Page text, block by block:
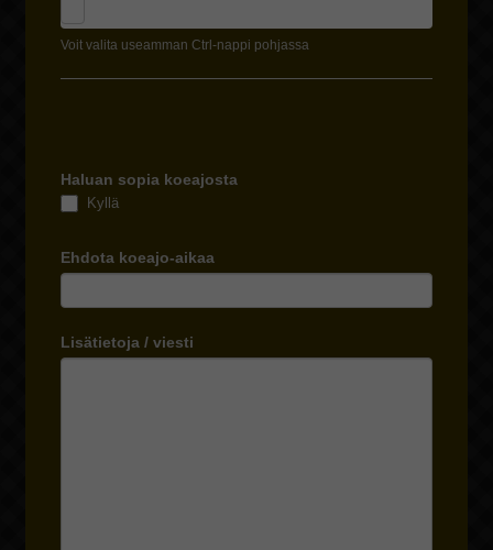
Voit valita useamman Ctrl-nappi pohjassa
Haluan sopia koeajosta
Kyllä
Ehdota koeajo-aikaa
Lisätietoja / viesti